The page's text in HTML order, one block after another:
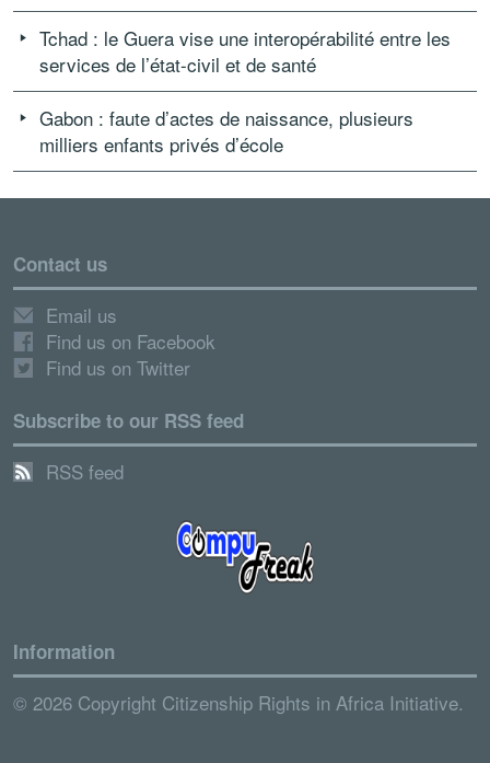
Tchad : le Guera vise une interopérabilité entre les
services de l’état-civil et de santé
Gabon : faute d’actes de naissance, plusieurs
milliers enfants privés d’école
Contact us
Email us
Find us on Facebook
Find us on Twitter
Subscribe to our RSS feed
RSS feed
Information
© 2026 Copyright Citizenship Rights in Africa Initiative.